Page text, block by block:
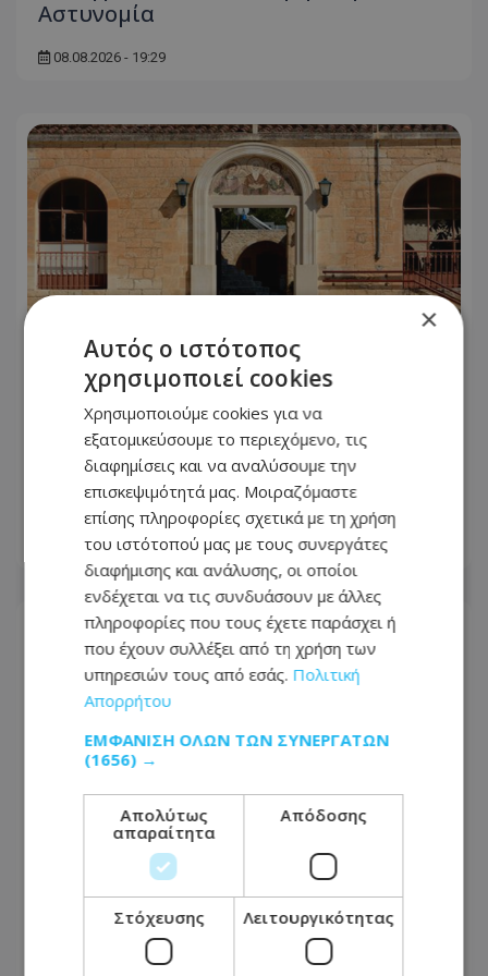
Αστυνομία
08.08.2026 - 19:29
Απόπειρα Φόνου: Ξεκαθαρίζει η Ιερά
Μονή Αγ. Νεοφύτου - «Τέσσερα χρόνια
αρνούνταν να παραδώσει το
δωμάτιο»
08.08.2026 - 19:09
Εφιάλτης για 23χρονο διανομέα στη
Λεμεσό: Πήγε για παραγγελία και
έπεσε σε ληστές
×
Αυτός ο ιστότοπος
χρησιμοποιεί cookies
Χρησιμοποιούμε cookies για να
εξατομικεύσουμε το περιεχόμενο, τις
διαφημίσεις και να αναλύσουμε την
επισκεψιμότητά μας. Μοιραζόμαστε
επίσης πληροφορίες σχετικά με τη χρήση
του ιστότοπού μας με τους συνεργάτες
διαφήμισης και ανάλυσης, οι οποίοι
ενδέχεται να τις συνδυάσουν με άλλες
πληροφορίες που τους έχετε παράσχει ή
που έχουν συλλέξει από τη χρήση των
υπηρεσιών τους από εσάς. Πολιτική
Απορρήτου
ΕΜΦΆΝΙΣΗ ΌΛΩΝ ΤΩΝ ΣΥΝΕΡΓΑΤΏΝ
(1656) →
Απολύτως
απαραίτητα
Απόδοσης
Στόχευσης Λειτουργικότητας